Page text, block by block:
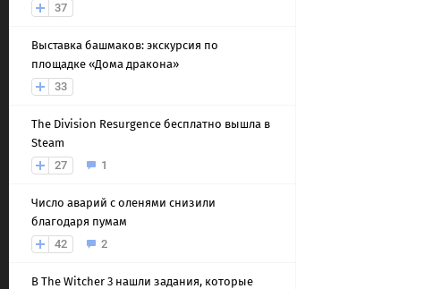
37
Выставка башмаков: экскурсия по
площадке «Дома дракона»
33
The Division Resurgence бесплатно вышла в
Steam
27
1
Число аварий с оленями снизили
благодаря пумам
42
2
В The Witcher 3 нашли задания, которые